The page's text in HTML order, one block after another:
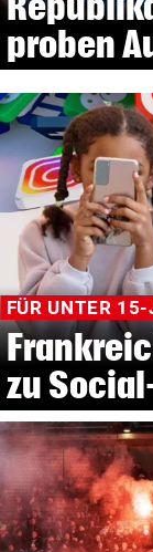
proben
FÜR UNTER
zu